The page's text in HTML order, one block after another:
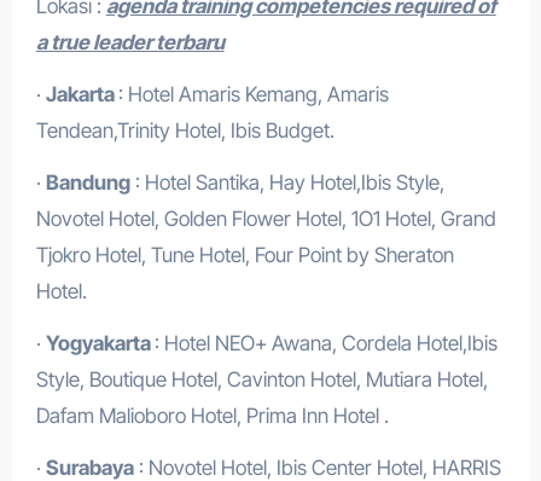
Lokasi : agenda training competencies required of
a true leader terbaru
· Jakarta : Hotel Amaris Kemang, Amaris
Tendean,Trinity Hotel, Ibis Budget.
· Bandung: Hotel Santika, Hay Hotel,Ibis Style,
Novotel Hotel, Golden Flower Hotel, 1O1 Hotel, Grand
Tjokro Hotel, Tune Hotel, Four Point by Sheraton
Hotel.
· Yogyakarta : Hotel NEO+ Awana, Cordela Hotel,Ibis
Style, Boutique Hotel, Cavinton Hotel, Mutiara Hotel,
Dafam Malioboro Hotel, Prima Inn Hotel .
· Surabaya: Novotel Hotel, Ibis Center Hotel, HARRIS